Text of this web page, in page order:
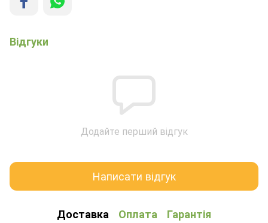
Відгуки
Додайте перший відгук
Написати відгук
Доставка Оплата Гарантія